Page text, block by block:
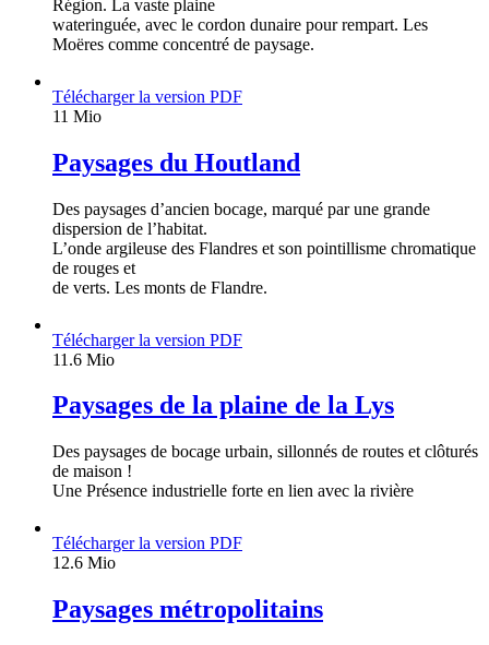
Région. La vaste plaine
wateringuée, avec le cordon dunaire pour rempart. Les
Moëres comme concentré de paysage.
Télécharger la version PDF
11 Mio
Paysages du Houtland
Des paysages d’ancien bocage, marqué par une grande
dispersion de l’habitat.
L’onde argileuse des Flandres et son pointillisme chromatique
de rouges et
de verts. Les monts de Flandre.
Télécharger la version PDF
11.6 Mio
Paysages de la plaine de la Lys
Des paysages de bocage urbain, sillonnés de routes et clôturés
de maison !
Une Présence industrielle forte en lien avec la rivière
Télécharger la version PDF
12.6 Mio
Paysages métropolitains